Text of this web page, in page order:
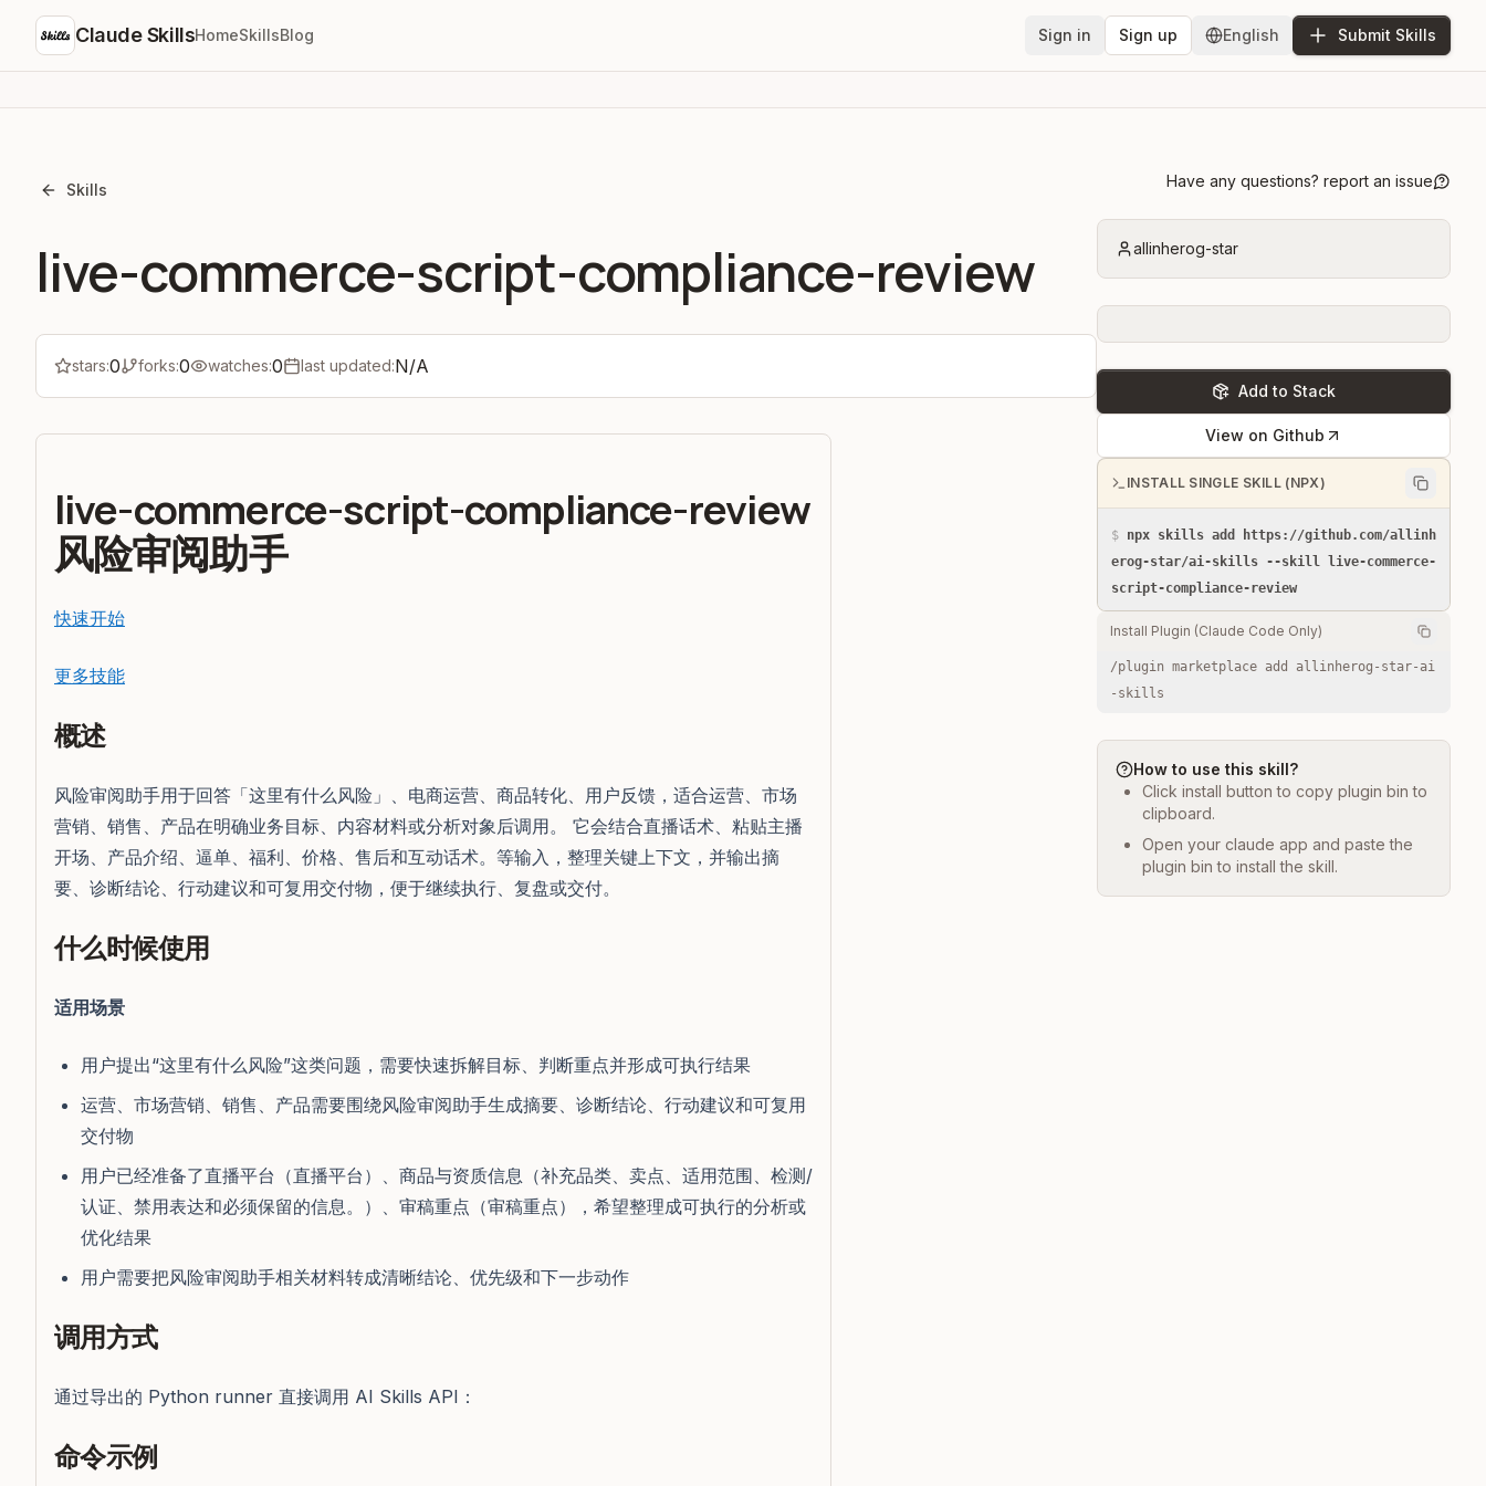
Claude SkillsHomeSkillsBlog Sign in Sign up English Submit Skills
Skills
live-commerce-script-compliance-review
stars:0 forks:0 watches:0 last updated:N/A
live-commerce-script-compliance-review
风险审阅助手
快速开始
更多技能
概述
风险审阅助手用于回答「这里有什么风险」、电商运营、商品转化、用户反馈，适合运营、市场
营销、销售、产品在明确业务目标、内容材料或分析对象后调用。 它会结合直播话术、粘贴主播
开场、产品介绍、逼单、福利、价格、售后和互动话术。等输入，整理关键上下文，并输出摘
要、诊断结论、行动建议和可复用交付物，便于继续执行、复盘或交付。
什么时候使用
适用场景
用户提出“这里有什么风险”这类问题，需要快速拆解目标、判断重点并形成可执行结果
运营、市场营销、销售、产品需要围绕风险审阅助手生成摘要、诊断结论、行动建议和可复用
交付物
用户已经准备了直播平台（直播平台）、商品与资质信息（补充品类、卖点、适用范围、检测/
认证、禁用表达和必须保留的信息。）、审稿重点（审稿重点），希望整理成可执行的分析或
优化结果
用户需要把风险审阅助手相关材料转成清晰结论、优先级和下一步动作
调用方式
通过导出的 Python runner 直接调用 AI Skills API：
命令示例
Have any questions? report an issue
allinherog-star
Add to Stack
View on Github
INSTALL SINGLE SKILL (NPX)
$ npx skills add https://github.com/allinh
erog-star/ai-skills --skill live-commerce-
script-compliance-review
Install Plugin (Claude Code Only)
/plugin marketplace add allinherog-star-ai
-skills
How to use this skill?
Click install button to copy plugin bin to
clipboard.
Open your claude app and paste the
plugin bin to install the skill.